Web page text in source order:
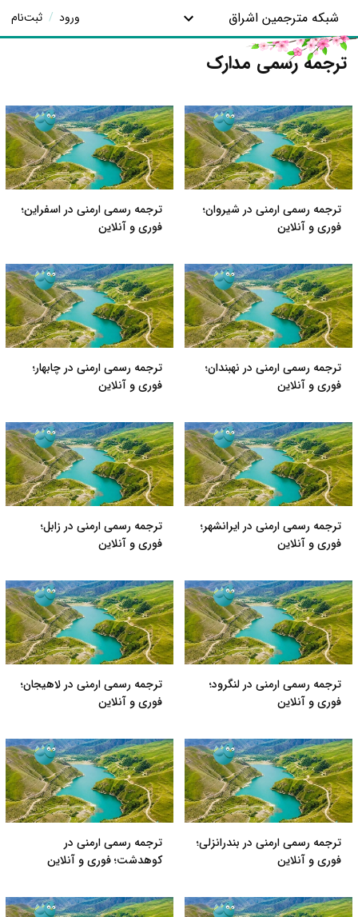
شبکه مترجمین اشراق ورود / ثبت‌نام
ترجمه رسمی مدارک
ترجمه رسمی ارمنی در شیروان؛
فوری و آنلاین
ترجمه رسمی ارمنی در اسفراین؛
فوری و آنلاین
ترجمه رسمی ارمنی در نهبندان؛
فوری و آنلاین
ترجمه رسمی ارمنی در چابهار؛
فوری و آنلاین
ترجمه رسمی ارمنی در ایرانشهر؛
فوری و آنلاین
ترجمه رسمی ارمنی در زابل؛
فوری و آنلاین
ترجمه رسمی ارمنی در لنگرود؛
فوری و آنلاین
ترجمه رسمی ارمنی در لاهیجان؛
فوری و آنلاین
ترجمه رسمی ارمنی در بندرانزلی؛
فوری و آنلاین
ترجمه رسمی ارمنی در
کوهدشت؛ فوری و آنلاین